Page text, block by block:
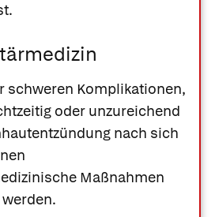
schweren Komplikationen,
oder unzureichend
nach sich
Maßnahmen